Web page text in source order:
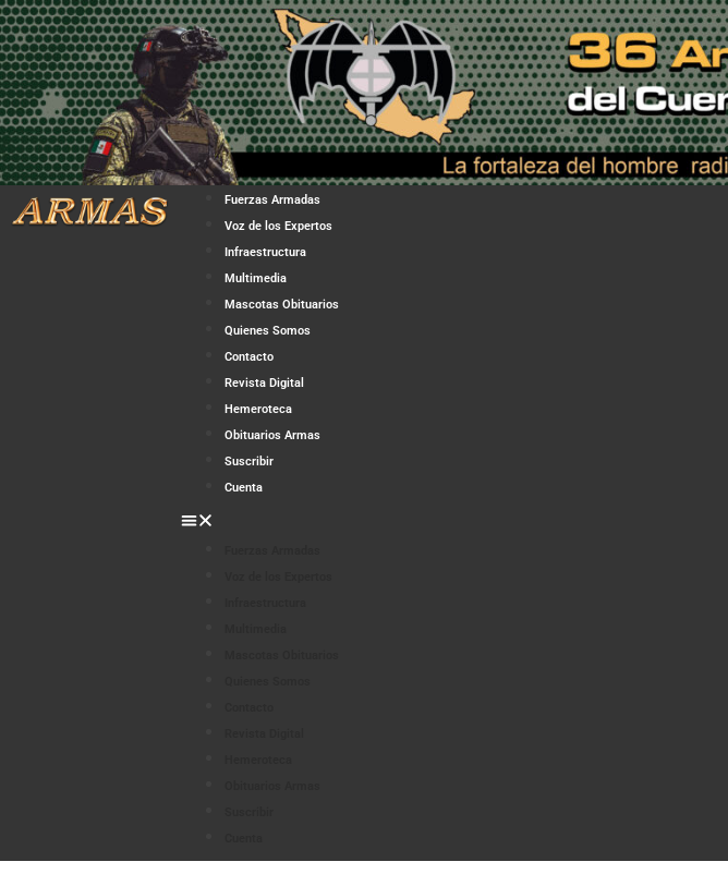
Fuerzas Armadas
Voz de los Expertos
Infraestructura
Multimedia
Mascotas Obituarios
Quienes Somos
Contacto
Revista Digital
Hemeroteca
Obituarios Armas
Suscribir
Cuenta